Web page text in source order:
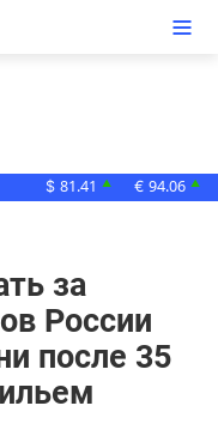
$ 81.41 ▲ € 94.06 ▲
за
России
после 35